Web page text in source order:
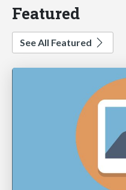
Featured
See All Featured